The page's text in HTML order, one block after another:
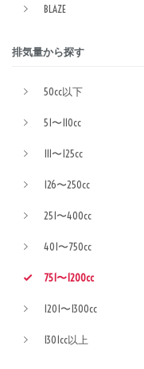
BLAZE
排気量から探す
50cc以下
51〜110cc
111〜125cc
126〜250cc
251〜400cc
401〜750cc
751〜1200cc
1201〜1300cc
1301cc以上